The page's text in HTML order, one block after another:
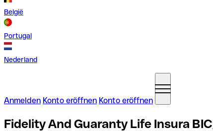
België
Portugal
Nederland
Anmelden Konto eröffnen Konto eröffnen
Fidelity And Guaranty Life Insura